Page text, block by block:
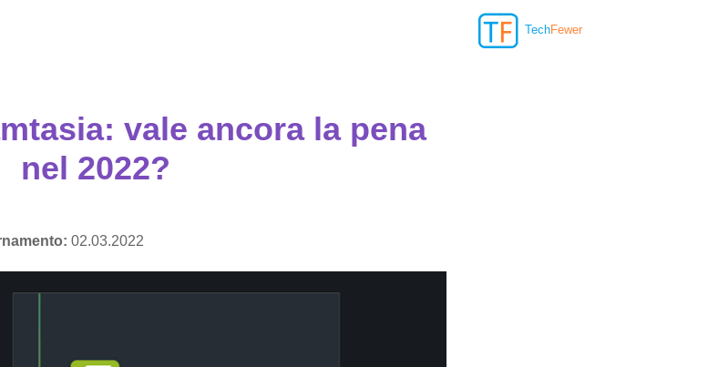
TechFewer
vale ancora la pena
nel 2022?
02.03.2022